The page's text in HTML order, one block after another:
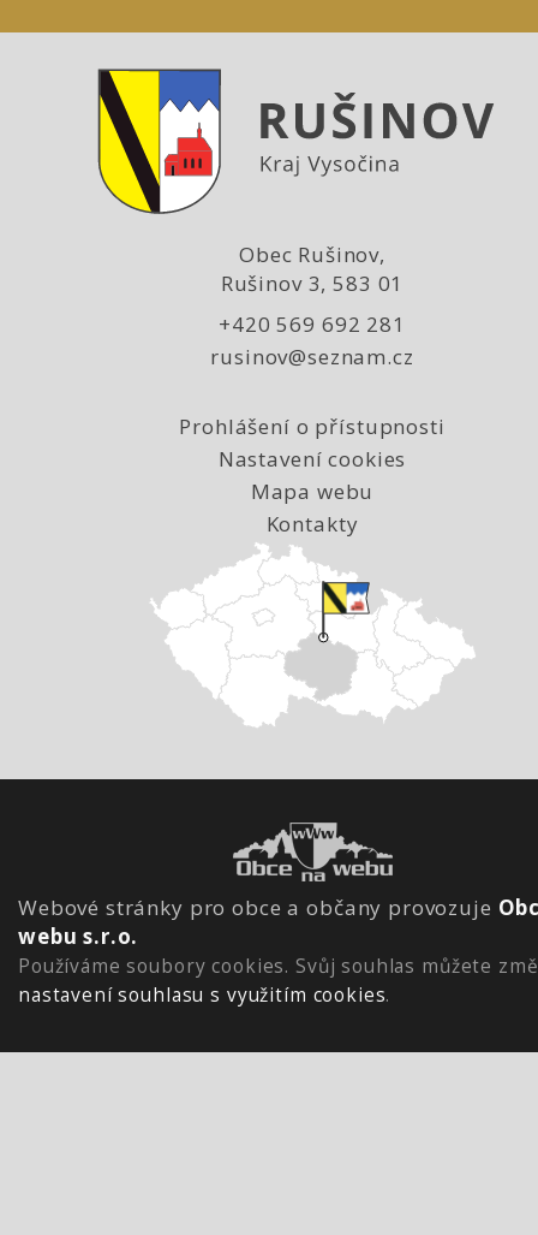
Obec Rušinov,
Rušinov 3, 583 01
+420 569 692 281
rusinov@seznam.cz
Prohlášení o přístupnosti
Nastavení cookies
Mapa webu
Kontakty
Webové stránky pro obce a občany provozuje
webu s.r.o.
Používáme soubory cookies. Svůj souhlas můžete
nastavení souhlasu s využitím cookies.